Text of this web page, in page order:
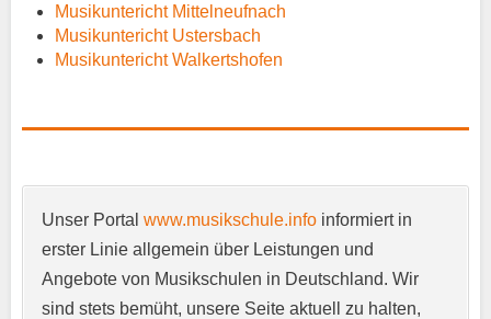
Anschrift
Musikuntericht Mittelneufnach
Musikuntericht Ustersbach
Musikuntericht Walkertshofen
Unser Portal www.musikschule.info informiert in
erster Linie allgemein über Leistungen und
Angebote von Musikschulen in Deutschland. Wir
sind stets bemüht, unsere Seite aktuell zu halten,